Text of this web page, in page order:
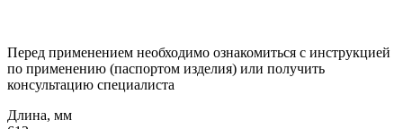
Перед применением необходимо ознакомиться с инструкцией
по применению (паспортом изделия) или получить
консультацию специалиста
Длина, мм